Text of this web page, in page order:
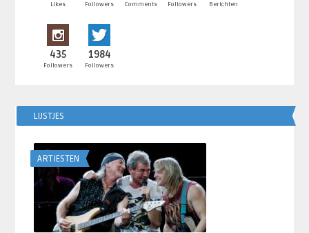
Likes Followers Comments Followers Berichten
435
Followers
1984
Followers
LIJSTJES
ARTIESTEN